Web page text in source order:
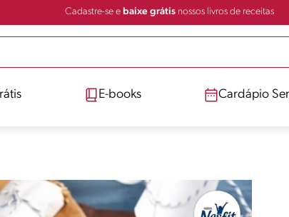
Cadastre-se e baixe grátisnossos livros de receitas
E-books Cardápio